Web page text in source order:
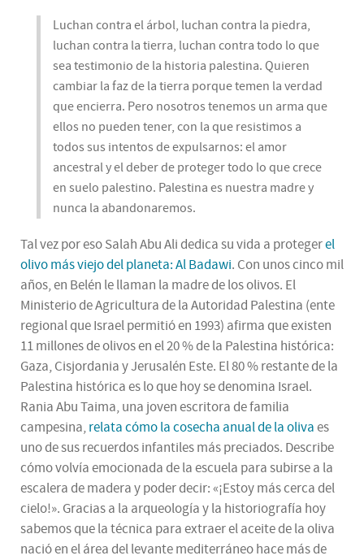
Luchan contra el árbol, luchan contra la piedra,
luchan contra la tierra, luchan contra todo lo que
sea testimonio de la historia palestina. Quieren
cambiar la faz de la tierra porque temen la verdad
que encierra. Pero nosotros tenemos un arma que
ellos no pueden tener, con la que resistimos a
todos sus intentos de expulsarnos: el amor
ancestral y el deber de proteger todo lo que crece
en suelo palestino. Palestina es nuestra madre y
nunca la abandonaremos.
Tal vez por eso Salah Abu Ali dedica su vida a protegerel
olivo más viejo del planeta: Al Badawi. Con unos cinco mil
años, en Belén le llaman la madre de los olivos. El
Ministerio de Agricultura de la Autoridad Palestina (ente
regional que Israel permitió en 1993) afirma que existen
11 millones de olivos en el 20 % de la Palestina histórica:
Gaza, Cisjordania y Jerusalén Este. El 80 % restante de la
Palestina histórica es lo que hoy se denomina Israel.
Rania Abu Taima, una joven escritora de familia
campesina,relata cómo la cosecha anual de la olivaes
uno de sus recuerdos infantiles más preciados. Describe
cómo volvía emocionada de la escuela para subirse a la
escalera de madera y poder decir: «¡Estoy más cerca del
cielo!». Gracias a la arqueología y la historiografía hoy
sabemos que la técnica para extraer el aceite de la oliva
nació en el área del levante mediterráneo hace más de